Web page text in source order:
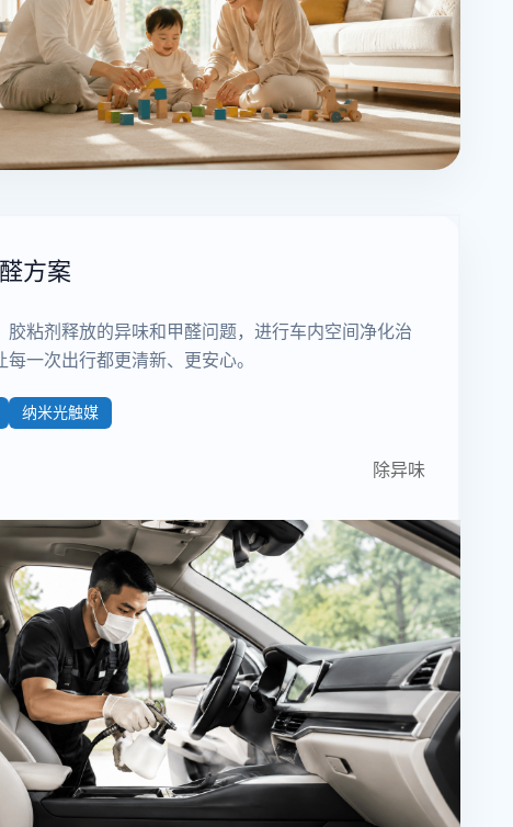
方案
胶粘剂释放的异味和甲醛问题，进行车内空间净化治
一次出行都更清新、更安心。
纳米光触媒
除异味